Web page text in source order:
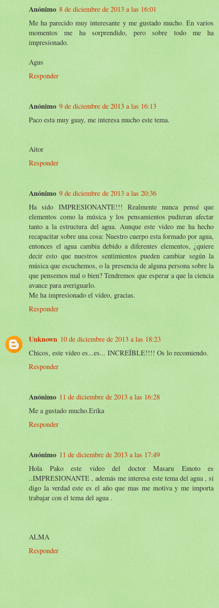
Anónimo 8 de diciembre de 2013 a las 16:01
Me ha parecido muy interesante y me gustado mucho. En varios
momentos me ha sorprendido, pero sobre todo me ha
impresionado.
Agus
Responder
Anónimo 9 de diciembre de 2013 a las 16:13
Paco esta muy guay, me interesa mucho este tema.
Aitor
Responder
Anónimo 9 de diciembre de 2013 a las 20:36
Ha sido IMPRESIONANTE!!! Realmente nunca pensé que
elementos como la música y los pensamientos pudieran afectar
tanto a la estructura del agua. Aunque este video me ha hecho
recapacitar sobre una cosa: Nuestro cuerpo esta formado por agua,
entonces el agua cambia debido a diferentes elementos, ¿quiere
decir esto que nuestros sentimientos pueden cambiar según la
música que escuchemos, o la presencia de alguna persona sobre la
que pensemos mal o bien? Tendremos que esperar a que la ciencia
avance para averiguarlo.
Me ha impresionado el vídeo, gracias.
Responder
Unknown 10 de diciembre de 2013 a las 18:23
Chicos, este vídeo es...es... INCREÍBLE!!!! Os lo recomiendo.
Responder
Anónimo 11 de diciembre de 2013 a las 16:28
Me a gustado mucho.Erika
Responder
Anónimo 11 de diciembre de 2013 a las 17:49
Hola Pako este video del doctor Masaru Emoto es
..IMPRESIONANTE , además me interesa este tema del agua , si
digo la verdad este es el año que mas me motiva y me importa
trabajar con el tema del agua .
ALMA
Responder